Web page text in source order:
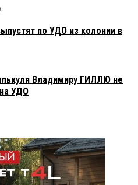
по УДО из колонии в
Владимиру ГИЛЛЮ не
УДО